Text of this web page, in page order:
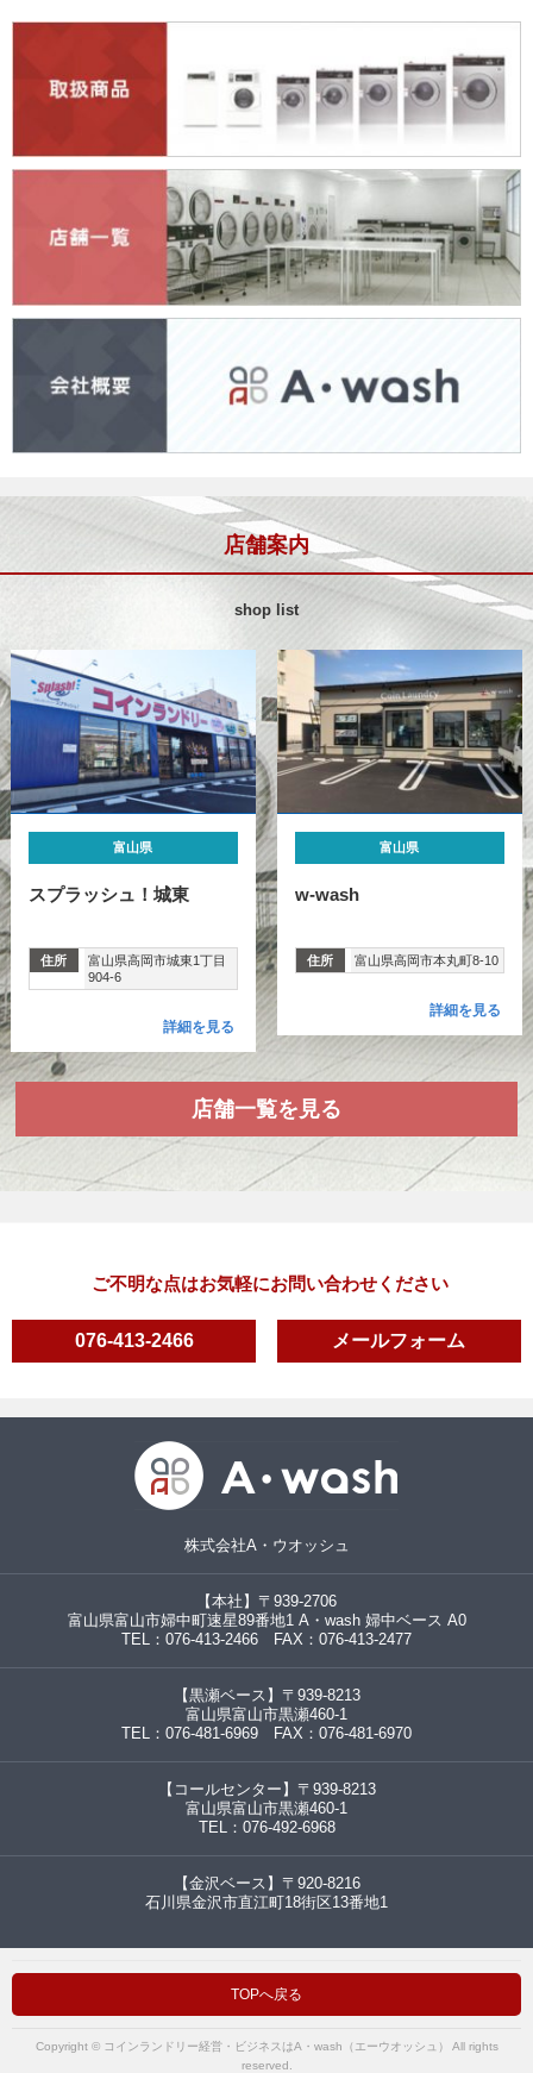
店舗案内
shop list
富山県
スプラッシュ！城東
住所
富山県高岡市城東1丁目
904-6
詳細を見る
富山県
w-wash
住所 富山県高岡市本丸町8-10
詳細を見る
店舗一覧を見る
ご不明な点はお気軽にお問い合わせください
076-413-2466 メールフォーム
株式会社A・ウオッシュ
【本社】〒939-2706
富山県富山市婦中町速星89番地1 A・wash 婦中ベース A0
TEL：076-413-2466 FAX：076-413-2477
【黒瀬ベース】〒939-8213
富山県富山市黒瀬460-1
TEL：076-481-6969 FAX：076-481-6970
【コールセンター】〒939-8213
富山県富山市黒瀬460-1
TEL：076-492-6968
【金沢ベース】〒920-8216
石川県金沢市直江町18街区13番地1
TOPへ戻る
Copyright © コインランドリー経営・ビジネスはA・wash（エーウオッシュ） All rights
reserved.